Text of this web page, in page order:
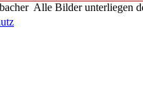
Alle Bilder unterliegen